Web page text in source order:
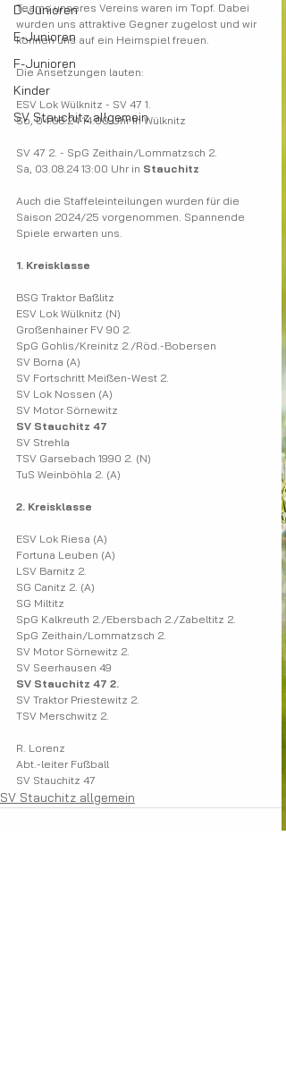
D-Junioren
E-Junioren
F-Junioren
Kinder
SV Stauchitz allgemein
Teams unseres Vereins waren im Topf. Dabei
wurden uns attraktive Gegner zugelost und wir
können uns auf ein Heimspiel freuen.
Die Ansetzungen lauten:
ESV Lok Wülknitz - SV 47 1.
So, 04.08.24 14:00 Uhr in Wülknitz
SV 47 2. - SpG Zeithain/Lommatzsch 2.
Sa, 03.08.24 13:00 Uhr in Stauchitz
Auch die Staffeleinteilungen wurden für die
Saison 2024/25 vorgenommen. Spannende
Spiele erwarten uns.
1. Kreisklasse
BSG Traktor Baßlitz
ESV Lok Wülknitz (N)
Großenhainer FV 90 2.
SpG Gohlis/Kreinitz 2./Röd.-Bobersen
SV Borna (A)​
SV Fortschritt Meißen-West 2.
SV Lok Nossen (A)
SV Motor Sörnewitz​
SV Stauchitz 47
SV Strehla
TSV Garsebach 1990 2. (N)
TuS Weinböhla 2. (A)
2. Kreisklasse
ESV Lok Riesa (A)
Fortuna Leuben (A)
LSV Barnitz 2.
SG Canitz 2. (A)
SG Miltitz
SpG Kalkreuth 2./Ebersbach 2./Zabeltitz 2.
SpG Zeithain/Lommatzsch 2.
SV Motor Sörnewitz 2.
SV Seerhausen 49
SV Stauchitz 47 2.
SV Traktor Priestewitz 2.
TSV Merschwitz 2.
R. Lorenz
Abt.-leiter Fußball
SV Stauchitz 47
SV Stauchitz allgemein